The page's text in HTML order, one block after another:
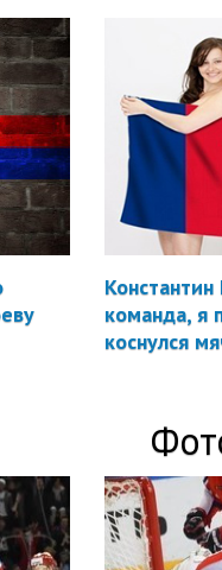
Константин
команда, я
коснулся